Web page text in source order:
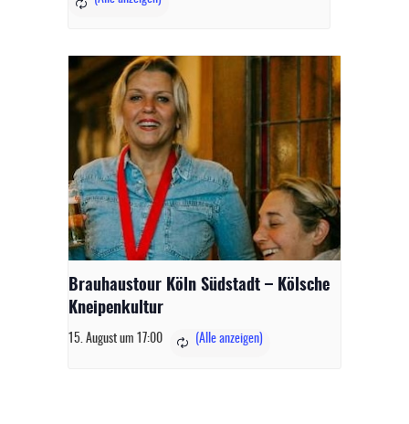
Brauhaustour Köln Südstadt – Kölsche
Kneipenkultur
15. August um 17:00